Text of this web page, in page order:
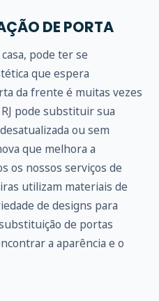
DE PORTA
pode ter se
que espera
da frente é muitas vezes
pode substituir sua
ou sem
que melhora a
os nossos serviços de
utilizam materiais de
de designs para
de portas
a aparência e o